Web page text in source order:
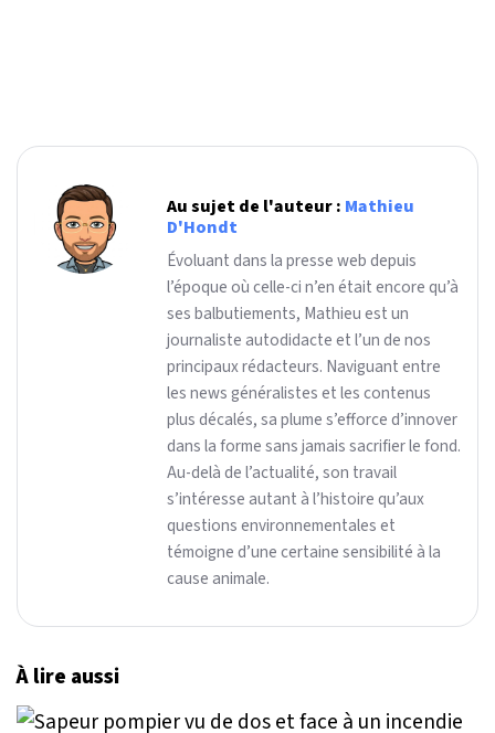
Au sujet de l'auteur : Mathieu
D'Hondt
Évoluant dans la presse web depuis
l’époque où celle-ci n’en était encore qu’à
ses balbutiements, Mathieu est un
journaliste autodidacte et l’un de nos
principaux rédacteurs. Naviguant entre
les news généralistes et les contenus
plus décalés, sa plume s’efforce d’innover
dans la forme sans jamais sacrifier le fond.
Au-delà de l’actualité, son travail
s’intéresse autant à l’histoire qu’aux
questions environnementales et
témoigne d’une certaine sensibilité à la
cause animale.
À lire aussi